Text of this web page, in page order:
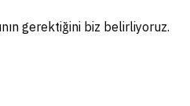
gerektiğini biz belirliyoruz.